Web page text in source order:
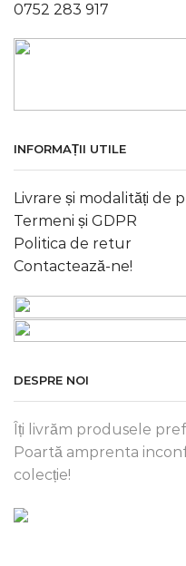
0752 283 917
INFORMAȚII UTILE
Livrare și modalități de
Termeni și GDPR
Politica de retur
Contactează-ne!
DESPRE NOI
Îți livrăm produsele
Poartă amprenta
colecție!